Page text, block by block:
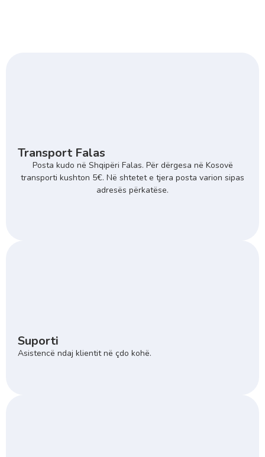
Transport Falas
Posta kudo në Shqipëri Falas. Për dërgesa në Kosovë
transporti kushton 5€. Në shtetet e tjera posta varion sipas
adresës përkatëse.
Suporti
Asistencë ndaj klientit në çdo kohë.